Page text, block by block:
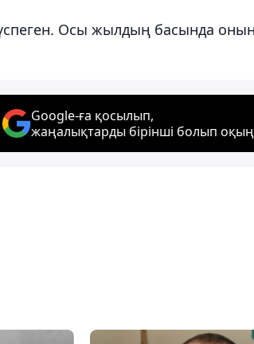
Осы жылдың басында оның
Google-ға қосылып,
жаңалықтарды бірінші болып